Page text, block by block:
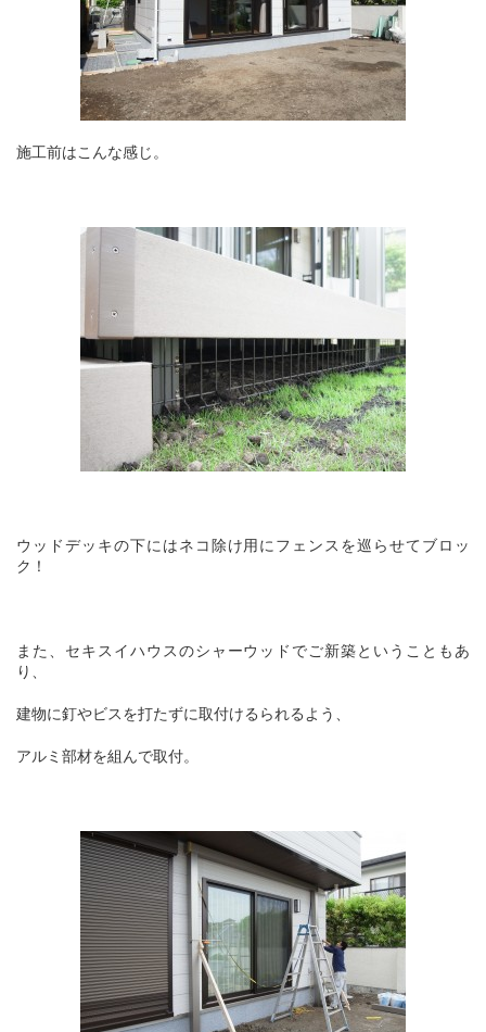
施工前はこんな感じ。
ウッドデッキの下にはネコ除け用にフェンスを巡らせてブロッ
ク！
また、セキスイハウスのシャーウッドでご新築ということもあ
り、
建物に釘やビスを打たずに取付ける られるよう、
アルミ 部材を組んで取付。